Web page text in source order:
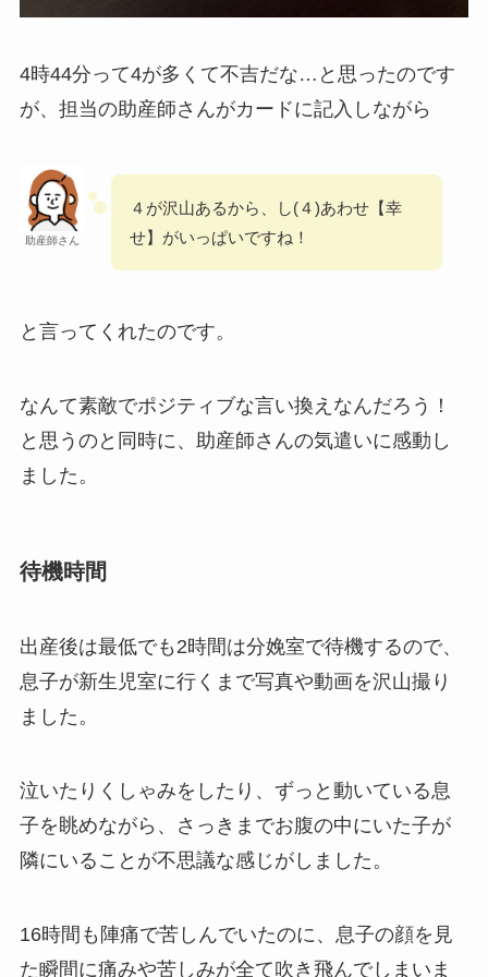
4時44分って4が多くて不吉だな…と思ったのです
が、担当の助産師さんがカードに記入しながら
助産師さん
４が沢山あるから、し(４)あわせ【幸
せ】がいっぱいですね！
と言ってくれたのです。
なんて素敵でポジティブな言い換えなんだろう！
と思うのと同時に、助産師さんの気遣いに感動し
ました。
待機時間
出産後は最低でも2時間は分娩室で待機するので、
息子が新生児室に行くまで写真や動画を沢山撮り
ました。
泣いたりくしゃみをしたり、ずっと動いている息
子を眺めながら、さっきまでお腹の中にいた子が
隣にいることが不思議な感じがしました。
16時間も陣痛で苦しんでいたのに、息子の顔を見
た瞬間に痛みや苦しみが全て吹き飛んでしまいま